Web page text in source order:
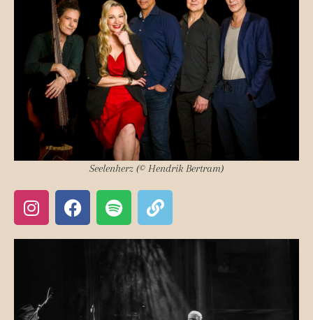
Seelenherz (© Hendrik Bertram)